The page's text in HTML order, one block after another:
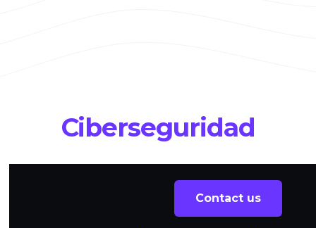
Ciberseguridad
Contact us